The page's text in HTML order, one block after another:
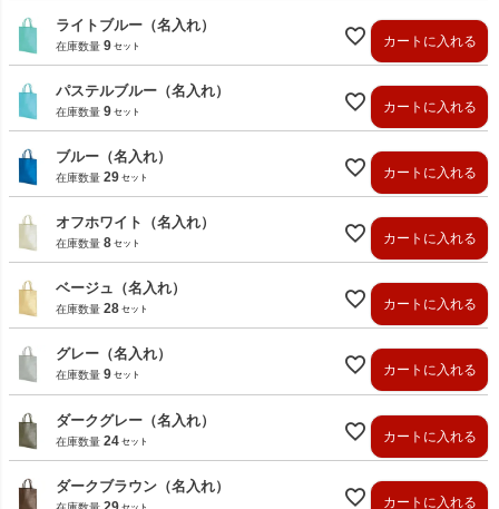
ライトブルー（名入れ）
在庫数量 9 カートに入れる
パステルブルー（名入れ）
在庫数量 9 カートに入れる
ブルー（名入れ）
在庫数量 29 カートに入れる
オフホワイト（名入れ）
在庫数量 8 カートに入れる
ベージュ（名入れ）
在庫数量 28 カートに入れる
グレー（名入れ）
在庫数量 9 カートに入れる
ダークグレー（名入れ）
在庫数量 24 カートに入れる
ダークブラウン（名入れ）
カートに入れる